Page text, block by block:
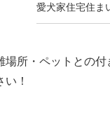
愛犬家住宅住ま
所・ペットとの
！